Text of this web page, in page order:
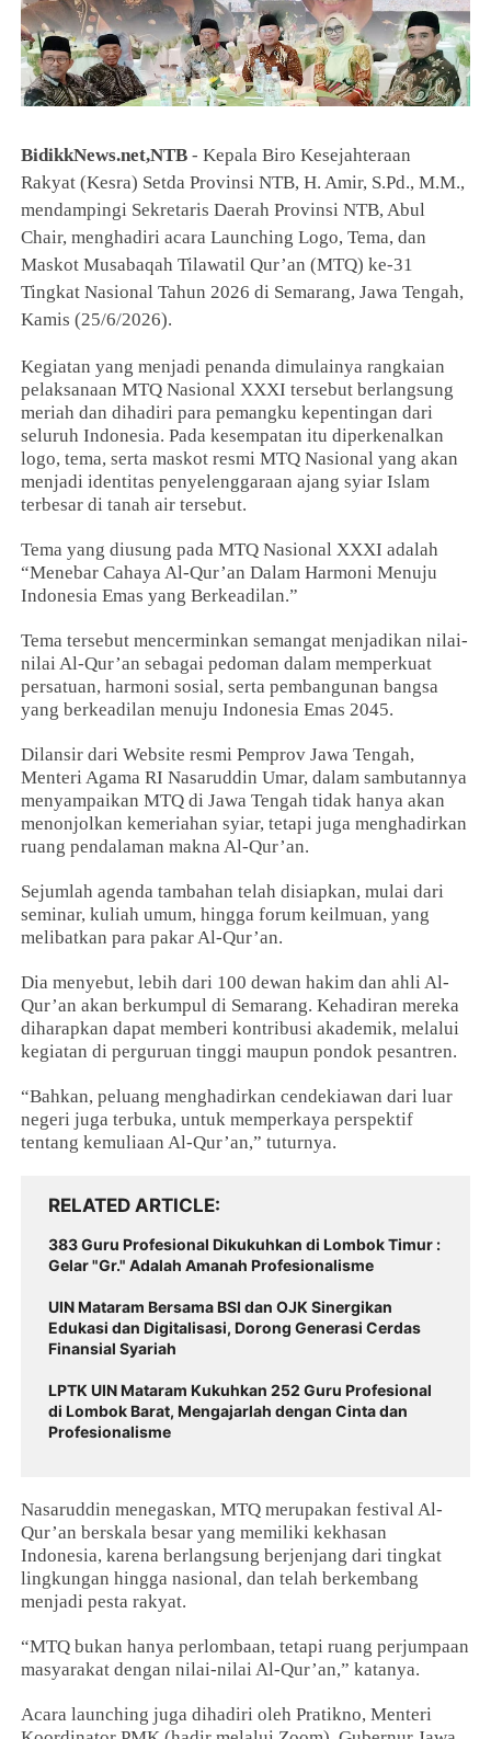
BidikkNews.net,NTB - Kepala Biro Kesejahteraan
Rakyat (Kesra) Setda Provinsi NTB, H. Amir, S.Pd., M.M.,
mendampingi Sekretaris Daerah Provinsi NTB, Abul
Chair, menghadiri acara Launching Logo, Tema, dan
Maskot Musabaqah Tilawatil Qur’an (MTQ) ke-31
Tingkat Nasional Tahun 2026 di Semarang, Jawa Tengah,
Kamis (25/6/2026).
Kegiatan yang menjadi penanda dimulainya rangkaian
pelaksanaan MTQ Nasional XXXI tersebut berlangsung
meriah dan dihadiri para pemangku kepentingan dari
seluruh Indonesia. Pada kesempatan itu diperkenalkan
logo, tema, serta maskot resmi MTQ Nasional yang akan
menjadi identitas penyelenggaraan ajang syiar Islam
terbesar di tanah air tersebut.
Tema yang diusung pada MTQ Nasional XXXI adalah
“Menebar Cahaya Al-Qur’an Dalam Harmoni Menuju
Indonesia Emas yang Berkeadilan.”
Tema tersebut mencerminkan semangat menjadikan nilai-
nilai Al-Qur’an sebagai pedoman dalam memperkuat
persatuan, harmoni sosial, serta pembangunan bangsa
yang berkeadilan menuju Indonesia Emas 2045.
Dilansir dari Website resmi Pemprov Jawa Tengah,
Menteri Agama RI Nasaruddin Umar, dalam sambutannya
menyampaikan MTQ di Jawa Tengah tidak hanya akan
menonjolkan kemeriahan syiar, tetapi juga menghadirkan
ruang pendalaman makna Al-Qur’an.
Sejumlah agenda tambahan telah disiapkan, mulai dari
seminar, kuliah umum, hingga forum keilmuan, yang
melibatkan para pakar Al-Qur’an.
Dia menyebut, lebih dari 100 dewan hakim dan ahli Al-
Qur’an akan berkumpul di Semarang. Kehadiran mereka
diharapkan dapat memberi kontribusi akademik, melalui
kegiatan di perguruan tinggi maupun pondok pesantren.
“Bahkan, peluang menghadirkan cendekiawan dari luar
negeri juga terbuka, untuk memperkaya perspektif
tentang kemuliaan Al-Qur’an,” tuturnya.
RELATED ARTICLE
383 Guru Profesional Dikukuhkan di Lombok Timur :
Gelar "Gr." Adalah Amanah Profesionalisme
UIN Mataram Bersama BSI dan OJK Sinergikan
Edukasi dan Digitalisasi, Dorong Generasi Cerdas
Finansial Syariah
LPTK UIN Mataram Kukuhkan 252 Guru Profesional
di Lombok Barat, Mengajarlah dengan Cinta dan
Profesionalisme
Nasaruddin menegaskan, MTQ merupakan festival Al-
Qur’an berskala besar yang memiliki kekhasan
Indonesia, karena berlangsung berjenjang dari tingkat
lingkungan hingga nasional, dan telah berkembang
menjadi pesta rakyat.
“MTQ bukan hanya perlombaan, tetapi ruang perjumpaan
masyarakat dengan nilai-nilai Al-Qur’an,” katanya.
Acara launching juga dihadiri oleh Pratikno, Menteri